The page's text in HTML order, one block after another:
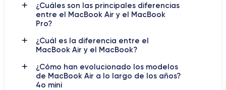
¿Cuáles son las principales diferencias
entre el MacBook Air y el MacBook
Pro?
¿Cuál es la diferencia entre el
MacBook Air y el MacBook?
¿Cómo han evolucionado los modelos
de MacBook Air a lo largo de los años?
4o mini